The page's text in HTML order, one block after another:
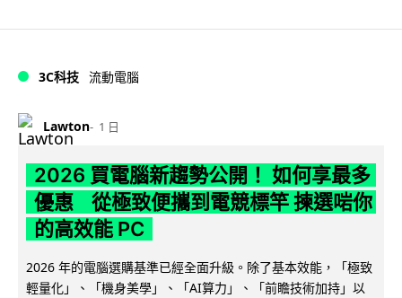
3C科技 流動電腦
Lawton 1 日
2026 買電腦新趨勢公開！ 如何享最多
優惠 從極致便攜到電競標竿 揀選啱你
的高效能 PC
2026 年的電腦選購基準已經全面升級。除了基本效能，「極致
輕量化」、「機身美學」、「AI算力」、「前瞻技術加持」以